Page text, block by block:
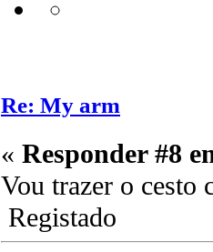
Re: My arm
« Responder #8
Vou trazer o cesto
Registado